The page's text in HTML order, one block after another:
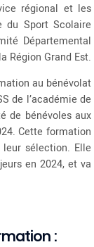
régional et les
du Sport Scolaire
Départemental
Région Grand Est.
au bénévolat
de l’académie de
de bénévoles aux
Cette formation
sélection. Elle
en 2024, et va
: